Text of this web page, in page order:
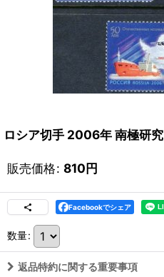
ロシア切手 2006年 南極
販売価格: 810円
Facebookでシェア
数量:
返品特約に関する重要事項